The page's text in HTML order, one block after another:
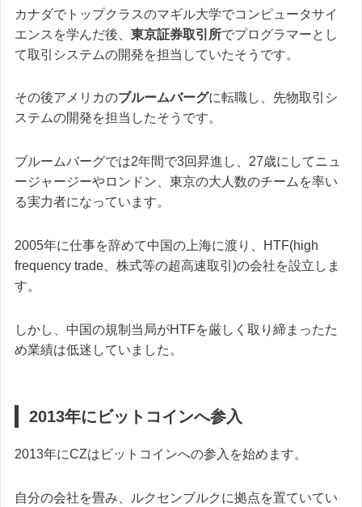
カナダでトップクラスのマギル大学でコンピュータサイ
エンスを学んだ後、 東京証券取引所でプログラマーとし
て取引システムの開発を担当していたそうです。
その後アメリカのブルームバーグに転職し、先物取引シ
ステムの開発を担当したそうです。
ブルームバーグでは2年間で3回昇進し、27歳にしてニュ
ージャージーやロンドン、東京の大人数のチームを率い
る実力者になっています。
2005年に仕事を辞めて中国の上海に渡り、HTF(high
frequency trade、株式等の超高速取引)の会社を設立しま
す。
しかし、中国の規制当局がHTFを厳しく取り締まったた
め業績は低迷していました。
2013年にビットコインへ参入
2013年にCZはビットコインへの参入を始めます。
自分の会社を畳み、ルクセンブルクに拠点を置ていてい